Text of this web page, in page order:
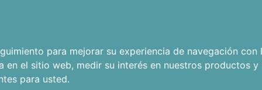
para mejorar su experiencia de navegación
en el sitio web, medir su interés en nuestros productos
para usted.